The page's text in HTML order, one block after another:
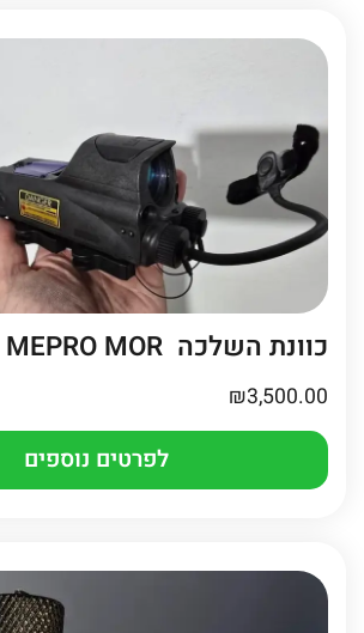
כוונת השלכה MEPRO MOR לרובים
₪3,500.00
לפרטים נוספים